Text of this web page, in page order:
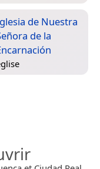
de Nuestra
de la